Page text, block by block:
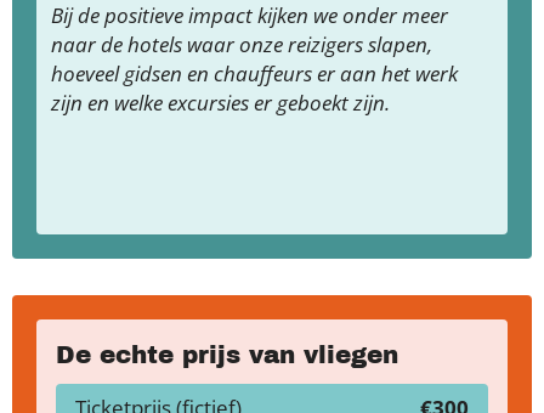
Bij de positieve impact kijken we onder meer
naar de hotels waar onze reizigers slapen,
hoeveel gidsen en chauffeurs er aan het werk
zijn en welke excursies er geboekt zijn.
De echte prijs van vliegen